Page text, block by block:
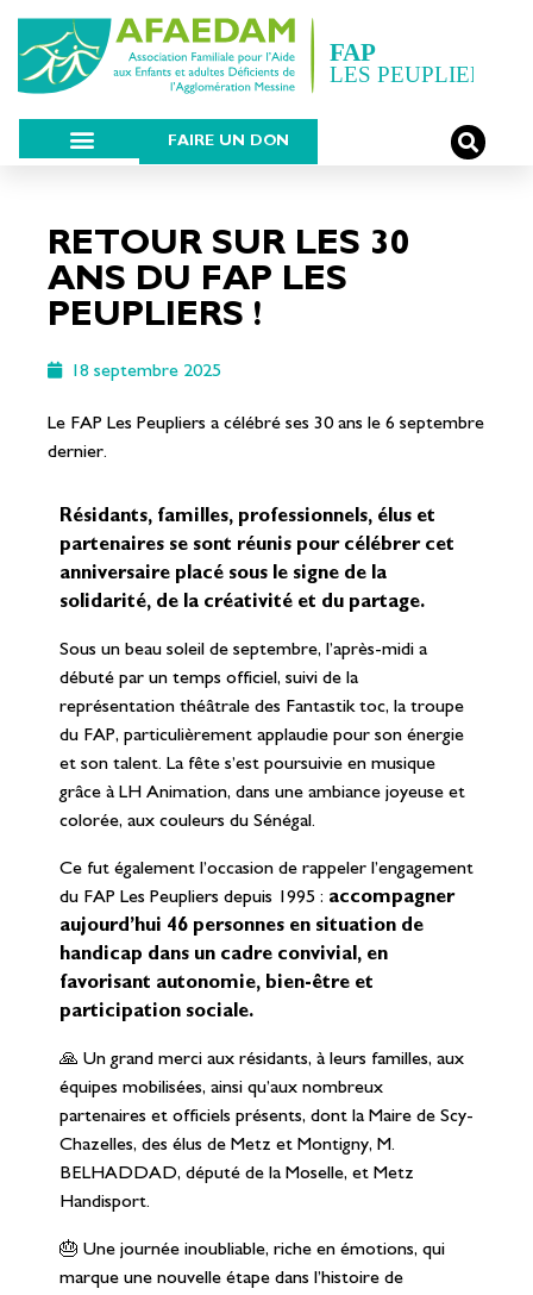
FAIRE UN DON
RETOUR SUR LES 30
ANS DU FAP LES
PEUPLIERS !
18 septembre 2025
Le FAP Les Peupliers a célébré ses 30 ans le 6 septembre
dernier.
Résidants, familles, professionnels, élus et
partenaires se sont réunis pour célébrer cet
anniversaire placé sous le signe de la
solidarité, de la créativité et du partage.
Sous un beau soleil de septembre, l’après-midi a
débuté par un temps officiel, suivi de la
représentation théâtrale des Fantastik toc, la troupe
du FAP, particulièrement applaudie pour son énergie
et son talent. La fête s’est poursuivie en musique
grâce à LH Animation, dans une ambiance joyeuse et
colorée, aux couleurs du Sénégal.
Ce fut également l’occasion de rappeler l’engagement
du FAP Les Peupliers depuis 1995 : accompagner
aujourd’hui 46 personnes en situation de
handicap dans un cadre convivial, en
favorisant autonomie, bien-être et
participation sociale.
🙏 Un grand merci aux résidants, à leurs familles, aux
équipes mobilisées, ainsi qu’aux nombreux
partenaires et officiels présents, dont la Maire de Scy-
Chazelles, des élus de Metz et Montigny, M.
BELHADDAD, député de la Moselle, et Metz
Handisport.
🎂 Une journée inoubliable, riche en émotions, qui
marque une nouvelle étape dans l’histoire de